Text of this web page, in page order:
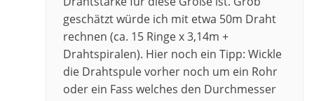
geschätzt würde ich mit etwa 50m Draht
rechnen (ca. 15 Ringe x 3,14m +
Drahtspiralen). Hier noch ein Tipp: Wickle
die Drahtspule vorher noch um ein Rohr
oder ein Fass welches den Durchmesser